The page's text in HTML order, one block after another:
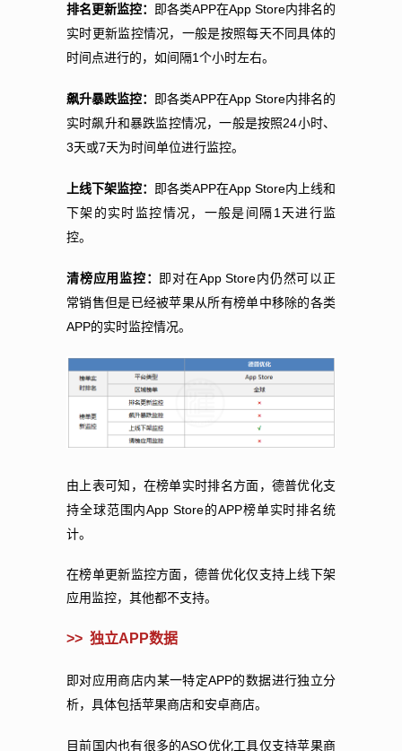
排名更新监控： 即各类APP在App Store内排名的
实时更新监控情况，一般是按照每天不同具体的
时间点进行的，如间隔1 个小时左右。
飙升暴跌监控： 即各类APP在App Store内排名的
实时飙升和暴跌监控情况，一般是按照24小时、
3天或7天为时间单位进行监控。
上线下架监控： 即各类APP在App Store内上线和
下架的实时监控情况，一般是间隔 1 天进行监
控。
清榜应用监控： 即对在App Store内仍然可以正
常销售但是已经被苹果从所有榜单中移除的各类
APP的实时监控情况。
由上表可知，在榜单实时排名方面，德普优化支
持全球范围内App Store的APP榜单实时排名统
计。
在榜单更新监控方面，德普优化仅支持上线下架
应用监控，其他都不支持。
>> 独立APP数据
即对应用商店内某一特定APP的数据进行独立分
析，具体包括苹果商店和安卓商店。
目前国内也有很多的ASO优化工具仅支持苹果商